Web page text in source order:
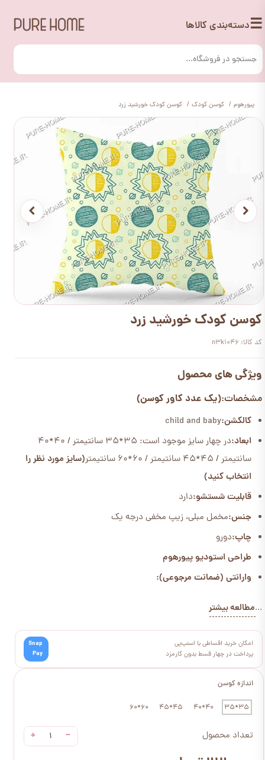
☰دسته‌بندی کالاها
پیورهوم کوسن کودک کوسن کودک خورشید زرد
اندازه کوسن
35*35
40*40
45*45
60*60
تعداد محصول −
+
کوسن کودک خورشید زرد
کد کالا: n3k1046
ویژگی های محصول
مشخصات:(یک عدد کاور کوسن)
کالکشن:child and baby
ابعاد:
در چهار سایز موجود است: 35*35 سانتیمتر / 40*40
سانتیمتر / 45*45 سانتیمتر / 60*60 سانتیمتر
(سایز مورد نظر را
انتخاب کنید)
قابلیت شستشو:دارد
جنس:مخمل مبلی، زیپ مخفی درجه یک
چاپ:دورو
طراحی استودیو پیورهوم
وارانتی (ضمانت مرجوعی):
...مطالعه بیشتر
امکان خرید اقساطی با اسنپ‌پی
پرداخت در چهار قسط بدون کارمزد
Snap
Pay